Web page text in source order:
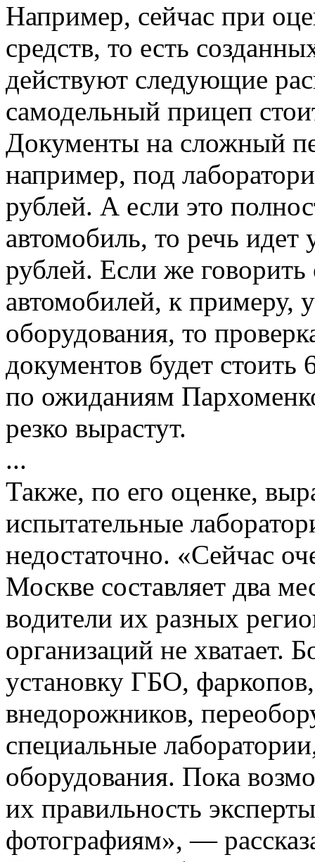
Например, сейчас при
средств, то есть
действуют следующие
самодельный прицеп
Документы на сложный
например, под
рублей. А если это
автомобиль, то речь
рублей. Если же
автомобилей, к примеру,
оборудования, то
документов будет
по ожиданиям
резко вырастут.
...
Также, по его оценке,
испытательные
недостаточно. «Сейчас
Москве составляет два
водители их разных
организаций не хватает.
установку ГБО,
внедорожников,
специальные
оборудования. Пока
их правильность
фотографиям», —